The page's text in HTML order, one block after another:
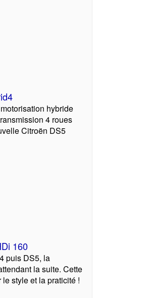
hybride
4 roues
Citroën DS5
160
puis DS5, la
la suite. Cette
style et la praticité !